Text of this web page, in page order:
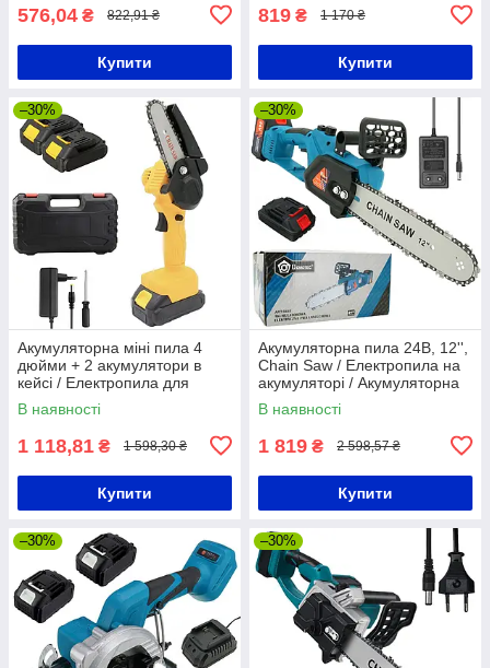
576,04 ₴ 822,91 ₴
Купити
819 ₴ 1 170 ₴
Купити
–30%
Акумуляторна міні пила 4
дюйми + 2 акумулятори в
кейсі / Електропила для
обрізання дерев / Міні пила
В наявності
1 118,81 ₴ 1 598,30 ₴
Купити
–30%
Акумуляторна пила 24В, 12'',
Chain Saw / Електропила на
акумуляторі / Акумуляторна
ланцюгова пила
В наявності
1 819 ₴ 2 598,57 ₴
Купити
–30% –30%